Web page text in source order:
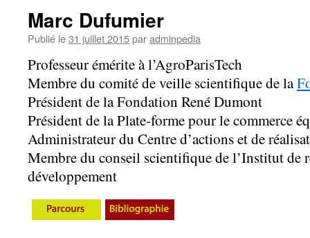
Marc Dufumier
Publié le31 juillet 2015paradminpedia
Professeur émérite à l’AgroParisTech
Membre du comité de veille scientifique de la
Président de la Fondation René Dumont
Président de la Plate-forme pour le commerce
Administrateur du Centre d’actions et de
Membre du conseil scientifique de l’Institut de
développement